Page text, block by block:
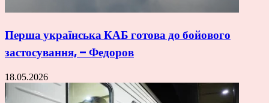
Перша українська КАБ готова до бойового
застосування, – Федоров
18.05.2026